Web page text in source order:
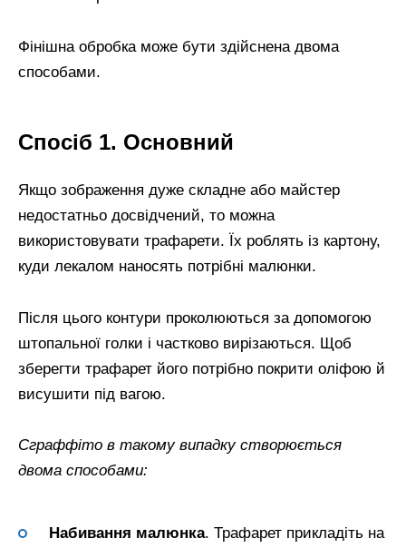
Фінішна обробка може бути здійснена двома
способами.
Спосіб 1. Основний
Якщо зображення дуже складне або майстер
недостатньо досвідчений, то можна
використовувати трафарети. Їх роблять із картону,
куди лекалом наносять потрібні малюнки.
Після цього контури проколюються за допомогою
штопальної голки і частково вирізаються. Щоб
зберегти трафарет його потрібно покрити оліфою й
висушити під вагою.
Сграффіто в такому випадку створюється
двома способами:
Набивання малюнка. Трафарет прикладіть на